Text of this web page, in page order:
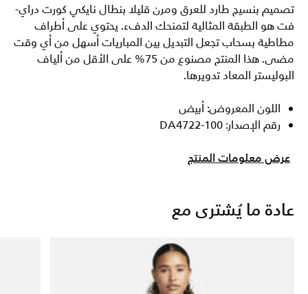
تصميم بنسيج طارد للعرق ومرن قليلا بنطال نايكي كورت دراي-
فت هو الطبقة المثالية لتمنحك الدفء. يحتوي على أطراف
مطاطية بسحاب تجعل التبديل بين المباريات أسهل من أي وقت
مضى. هذا المنتج مصنوع من 75% على الأقل من ألياف
البوليستر المعاد تدويرها.
اللون المعروض: أبيض
رقم الإصدار: DA4722-100
عرض معلومات المنتج
عادة ما يُشترى مع